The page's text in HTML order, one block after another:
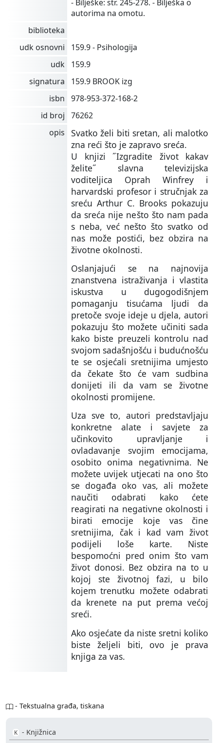
- Bilješke: str. 245-278. - Bilješka o
autorima na omotu.
biblioteka
udk osnovni
159.9 - Psihologija
udk
159.9
signatura
159.9 BROOK izg
isbn
978-953-372-168-2
id broj
76262
opis
Svatko želi biti sretan, ali malotko
zna reći što je zapravo sreća.
U knjizi ˝Izgradite život kakav
želite˝ slavna televizijska
voditeljica Oprah Winfrey i
harvardski profesor i stručnjak za
sreću Arthur C. Brooks pokazuju
da sreća nije nešto što nam pada
s neba, već nešto što svatko od
nas može postići, bez obzira na
životne okolnosti.
Oslanjajući se na najnovija
znanstvena istraživanja i vlastita
iskustva u dugogodišnjem
pomaganju tisućama ljudi da
pretoče svoje ideje u djela, autori
pokazuju što možete učiniti sada
kako biste preuzeli kontrolu nad
svojom sadašnjošću i budućnošću
te se osjećali sretnijima umjesto
da čekate što će vam sudbina
donijeti ili da vam se životne
okolnosti promijene.
Uza sve to, autori predstavljaju
konkretne alate i savjete za
učinkovito upravljanje i
ovladavanje svojim emocijama,
osobito onima negativnima. Ne
možete uvijek utjecati na ono što
se događa oko vas, ali možete
naučiti odabrati kako ćete
reagirati na negativne okolnosti i
birati emocije koje vas čine
sretnijima, čak i kad vam život
podijeli loše karte. Niste
bespomoćni pred onim što vam
život donosi. Bez obzira na to u
kojoj ste životnoj fazi, u bilo
kojem trenutku možete odabrati
da krenete na put prema većoj
sreći.
Ako osjećate da niste sretni koliko
biste željeli biti, ovo je prava
knjiga za vas.
- Tekstualna građa, tiskana
K - Knjižnica